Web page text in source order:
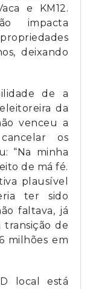
e KM12.
impacta
deixando
de a
da
venceu a
os
“Na minha
de má fé.
plausível
ter sido
faltava, já
de
milhões em
local está